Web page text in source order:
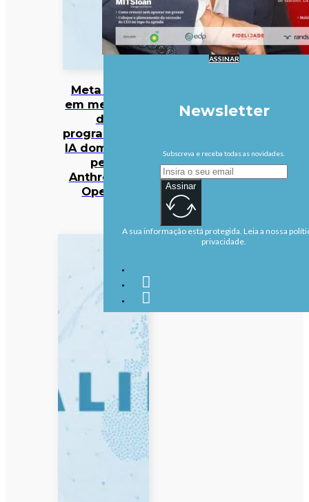
Meta entra
em mercado
da
programação
IA dominado
pela
Anthropic e
OpenAI
ASSINAR
Newsletter
Subscreva e receba todas as novidades.
Assinar
A sua informação está protegida. Leia a nossa
privacidade.